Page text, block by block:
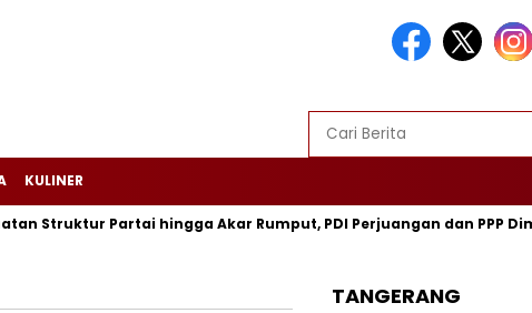
KULINER
Struktur Partai hingga Akar Rumput, PDI Perjuangan dan PPP
TANGERANG